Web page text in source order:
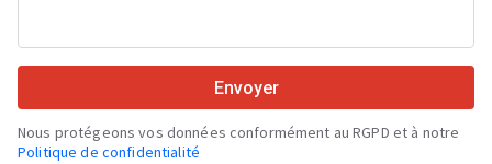
Envoyer
Nous protégeons vos données conformément au RGPD et à notre
Politique de confidentialité